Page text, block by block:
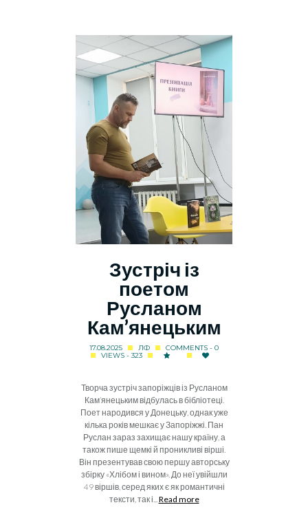
Зустріч із
поетом
Русланом
Кам’янецьким
17.08.2025 ЛФ
COMMENTS - 0
VIEWS - 323
Творча зустріч запоріжців із Русланом
Кам’янецьким відбулась в бібліотеці.
Поет народився у Донецьку, однак уже
кілька років мешкає у Запоріжжі. Пан
Руслан зараз захищає нашу країну, а
також пише щемкі й проникливі вірші.
Він презентував свою першу авторську
збірку «Хлібом і вином». До неї увійшли
49 віршів, серед яких є як романтичні
тексти, так і... Read more